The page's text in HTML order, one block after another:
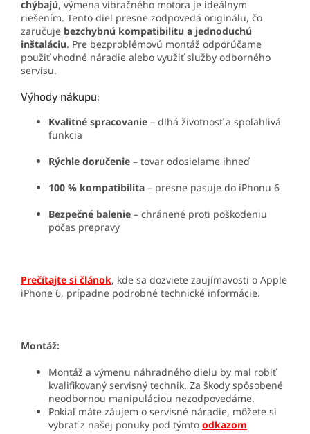
chýbajú, výmena vibračného motora je ideálnym
riešením. Tento diel presne zodpovedá originálu, čo
zaručuje bezchybnú kompatibilitu a jednoduchú
inštaláciu. Pre bezproblémovú montáž odporúčame
použiť vhodné náradie alebo využiť služby odborného
servisu.
Výhody nákupu:
Kvalitné spracovanie – dlhá životnosť a spoľahlivá
funkcia
Rýchle doručenie – tovar odosielame ihneď
100 % kompatibilita – presne pasuje do iPhonu 6
Bezpečné balenie – chránené proti poškodeniu
počas prepravy
Prečítajte si článok, kde sa dozviete zaujímavosti o Apple
iPhone 6, prípadne podrobné technické informácie.
Montáž:
Montáž a výmenu náhradného dielu by mal robiť
kvalifikovaný servisný technik. Za škody spôsobené
neodbornou manipuláciou nezodpovedáme.
Pokiaľ máte záujem o servisné náradie, môžete si
vybrať z našej ponuky pod týmto odkazom